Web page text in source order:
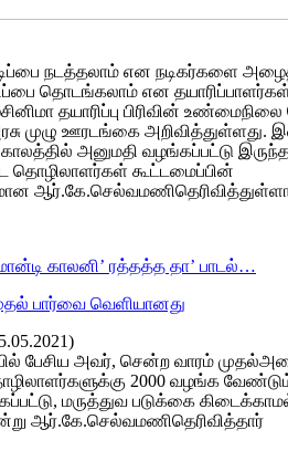
நடத்தலாம் என நடிகர்களை
தொடங்கலாம் என
தயாரிப்பு பிரிவின்
முழு ஊரடங்கை அறிவித்துள்ளது.
அனுமதி வழங்கப்பட்டு
தொழிலாளர்கள் கூட்டமைப்பின்
காலனி’ ரத்தத்த தா’ பாடல்…
பார்வை வெளியானது
பேசிய அவர், சென்ற வாரம்
2000 வழங்க
மருத்துவ படுக்கை கிடைக்காமல்
ஆர்.கே.செல்வமணிதெரிவித்தார்